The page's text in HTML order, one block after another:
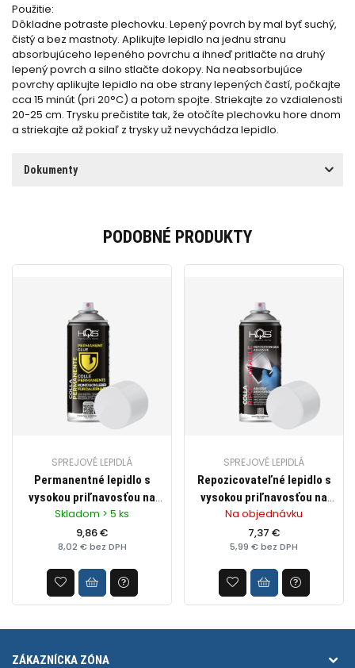
Použitie:
Dôkladne potraste plechovku. Lepený povrch by mal byť suchý,
čistý a bez mastnoty. Aplikujte lepidlo na jednu stranu
absorbujúceho lepeného povrchu a ihneď pritlačte na druhý
lepený povrch a silno stlačte dokopy. Na neabsorbujúce
povrchy aplikujte lepidlo na obe strany lepených častí, počkajte
cca 15 minút (pri 20°C) a potom spojte. Striekajte zo vzdialenosti
20-25 cm. Trysku prečistite tak, že otočíte plechovku hore dnom
a striekajte až pokiaľ z trysky už nevychádza lepidlo.
Dokumenty
PODOBNÉ PRODUKTY
SPREJOVÉ LEPIDLÁ
Permanentné lepidlo s
vysokou priľnavosťou na
univerzálne použitie, zn.
HQS (transparentné),
400ml
Skladom > 5 ks
9,86 €
8,02 € bez DPH
SPREJOVÉ LEPIDLÁ
Repozicovateľné lepidlo s
vysokou priľnavosťou na
univerzálne použitie, zn.
HQS (transparentné),
400ml
Na objednávku
7,37 €
5,99 € bez DPH
ZÁKAZNÍCKA ZÓNA